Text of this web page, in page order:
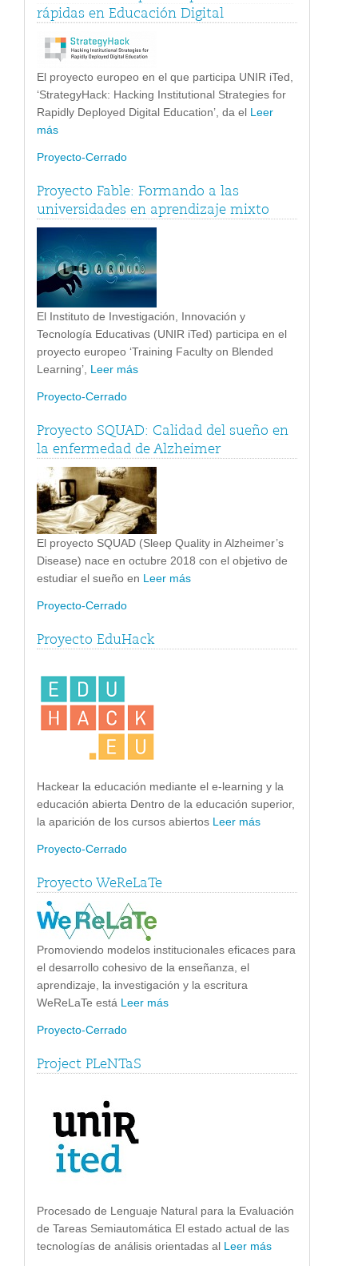
rápidas en Educación Digital
El proyecto europeo en el que participa UNIR iTed,
‘StrategyHack: Hacking Institutional Strategies for
Rapidly Deployed Digital Education’, da el Leer
más
Proyecto-Cerrado
Proyecto Fable: Formando a las
universidades en aprendizaje mixto
El Instituto de Investigación, Innovación y
Tecnología Educativas (UNIR iTed) participa en el
proyecto europeo ‘Training Faculty on Blended
Learning’, Leer más
Proyecto-Cerrado
Proyecto SQUAD: Calidad del sueño en
la enfermedad de Alzheimer
El proyecto SQUAD (Sleep Quality in Alzheimer’s
Disease) nace en octubre 2018 con el objetivo de
estudiar el sueño en Leer más
Proyecto-Cerrado
Proyecto EduHack
Hackear la educación mediante el e-learning y la
educación abierta Dentro de la educación superior,
la aparición de los cursos abiertos Leer más
Proyecto-Cerrado
Proyecto WeReLaTe
Promoviendo modelos institucionales eficaces para
el desarrollo cohesivo de la enseñanza, el
aprendizaje, la investigación y la escritura
WeReLaTe está Leer más
Proyecto-Cerrado
Project PLeNTaS
Procesado de Lenguaje Natural para la Evaluación
de Tareas Semiautomática El estado actual de las
tecnologías de análisis orientadas al Leer más